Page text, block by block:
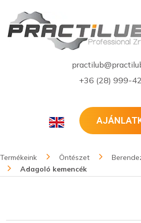
+36 (28) 999-
Termékeink Öntészet
Adagoló kemencék